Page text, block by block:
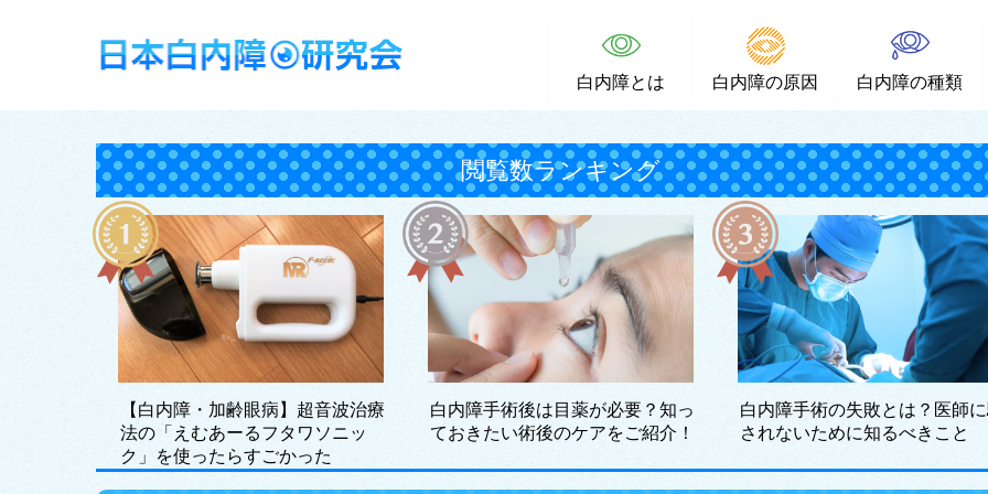
白内障とは 白内障の原因 白内障の種類
閲覧数ランキング
【白内障・加齢眼病】超音波治療
法の「えむあーるフタワソニッ
ク」を使ったらすごかった
白内障手術後は目薬が必要？知っ
ておきたい術後のケアをご紹介！
白内障手術の失敗とは？医師
されないために知るべきこと